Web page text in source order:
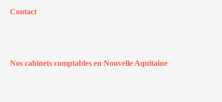
Contact
Nos cabinets comptables en Nouvelle Aquitaine